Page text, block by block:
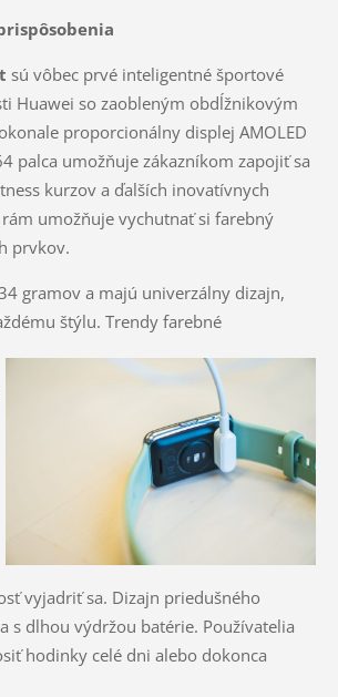
sú vôbec prvé inteligentné športové
Huawei so zaobleným obdĺžnikovým
proporcionálny displej AMOLED
palca umožňuje zákazníkom zapojiť sa
kurzov a ďalších inovatívnych
umožňuje vychutnať si farebný
prvkov.
gramov a majú univerzálny dizajn,
štýlu. Trendy farebné
vyjadriť sa. Dizajn priedušného
s dlhou výdržou batérie. Používatelia
hodinky celé dni alebo dokonca